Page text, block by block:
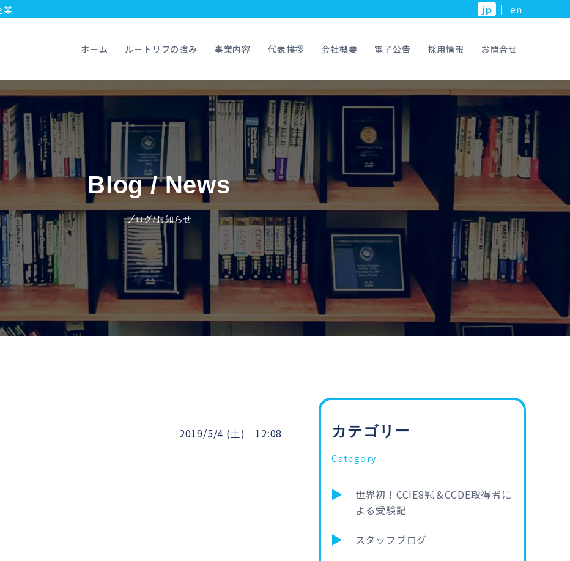
業 jp ｜ en
ホーム ルートリフの強み 事業内容 代表挨拶 会社概要 電子公告 採用情報 お問合せ
Blog / News
ブログ/お知らせ
2019/5/4 (土) 12:08 カテゴリー
Category
世界初！CCIE8冠＆CCDE取得者に
よる受験記
スタッフブログ